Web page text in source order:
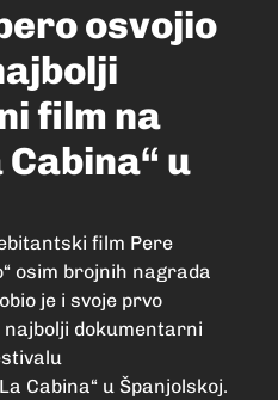
osvojio
film na
u
film Pere
osim brojnih nagrada
je i svoje prvo
dokumentarni
Cabina“ u Španjolskoj.